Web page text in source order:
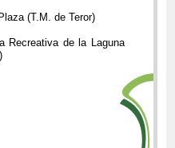
(T.M. de Teror)
Recreativa de la Laguna